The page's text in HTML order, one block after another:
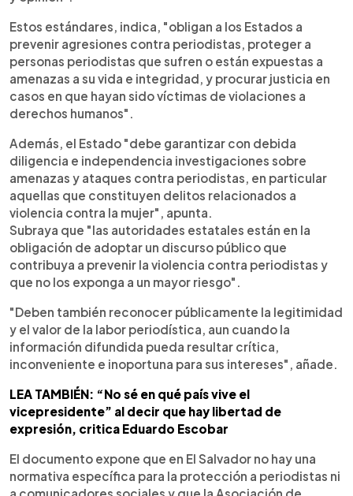
Estos estándares, indica, "obligan a los Estados a
prevenir agresiones contra periodistas, proteger a
personas periodistas que sufren o están expuestas a
amenazas a su vida e integridad, y procurar justicia en
casos en que hayan sido víctimas de violaciones a
derechos humanos".
Además, el Estado "debe garantizar con debida
diligencia e independencia investigaciones sobre
amenazas y ataques contra periodistas, en particular
aquellas que constituyen delitos relacionados a
violencia contra la mujer", apunta.
Subraya que "las autoridades estatales están en la
obligación de adoptar un discurso público que
contribuya a prevenir la violencia contra periodistas y
que no los exponga a un mayor riesgo".
"Deben también reconocer públicamente la legitimidad
y el valor de la labor periodística, aun cuando la
información difundida pueda resultar crítica,
inconveniente e inoportuna para sus intereses", añade.
LEA TAMBIÉN: “No sé en qué país vive el
vicepresidente” al decir que hay libertad de
expresión, critica Eduardo Escobar
El documento expone que en El Salvador no hay una
normativa específica para la protección a periodistas ni